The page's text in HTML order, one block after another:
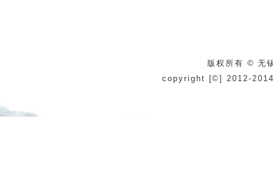
版权所有 © 无
copyright [©] 2012-